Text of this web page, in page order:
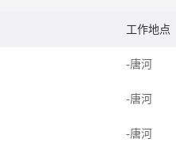
工作地点
-唐河
-唐河
-唐河